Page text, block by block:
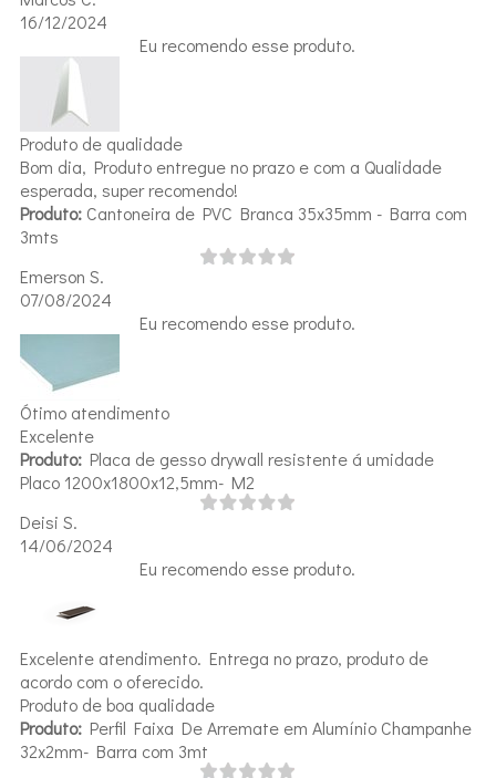
16/12/2024
Eu recomendo esse produto.
Produto de qualidade
Bom dia, Produto entregue no prazo e com a Qualidade
esperada, super recomendo!
Produto:Cantoneira de PVC Branca 35x35mm - Barra com
3mts
Emerson S.
07/08/2024
Eu recomendo esse produto.
Ótimo atendimento
Excelente
Produto:Placa de gesso drywall resistente á umidade
Placo 1200x1800x12,5mm- M2
Deisi S.
14/06/2024
Eu recomendo esse produto.
Excelente atendimento. Entrega no prazo, produto de
acordo com o oferecido.
Produto de boa qualidade
Produto:Perfil Faixa De Arremate em Alumínio Champanhe
32x2mm- Barra com 3mt